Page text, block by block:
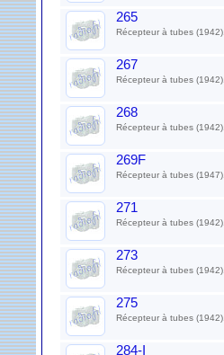
265
Récepteur à tubes (1942).
267
Récepteur à tubes (1942).
268
Récepteur à tubes (1942).
269F
Récepteur à tubes (1947).
271
Récepteur à tubes (1942).
273
Récepteur à tubes (1942).
275
Récepteur à tubes (1942).
284-I